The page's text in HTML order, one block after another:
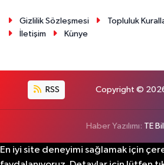
Gizlilik Sözleşmesi Topluluk
İletişim
Künye
RSS Copyright © 2026.
Haber Yazılımı: TE
En iyi site deneyimi sağlamak için